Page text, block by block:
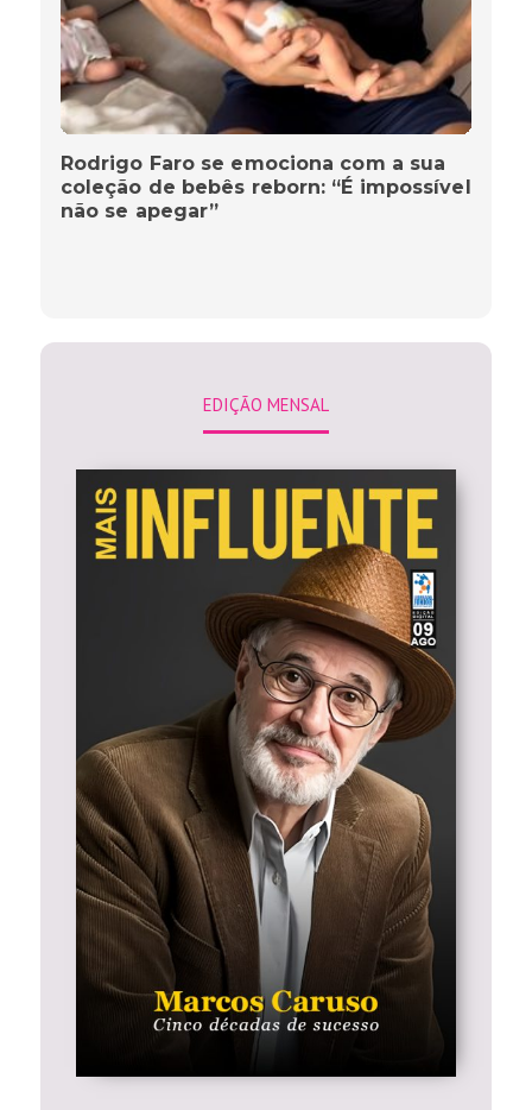
Rodrigo Faro se emociona com a sua
coleção de bebês reborn: “É impossível
não se apegar”
EDIÇÃO MENSAL